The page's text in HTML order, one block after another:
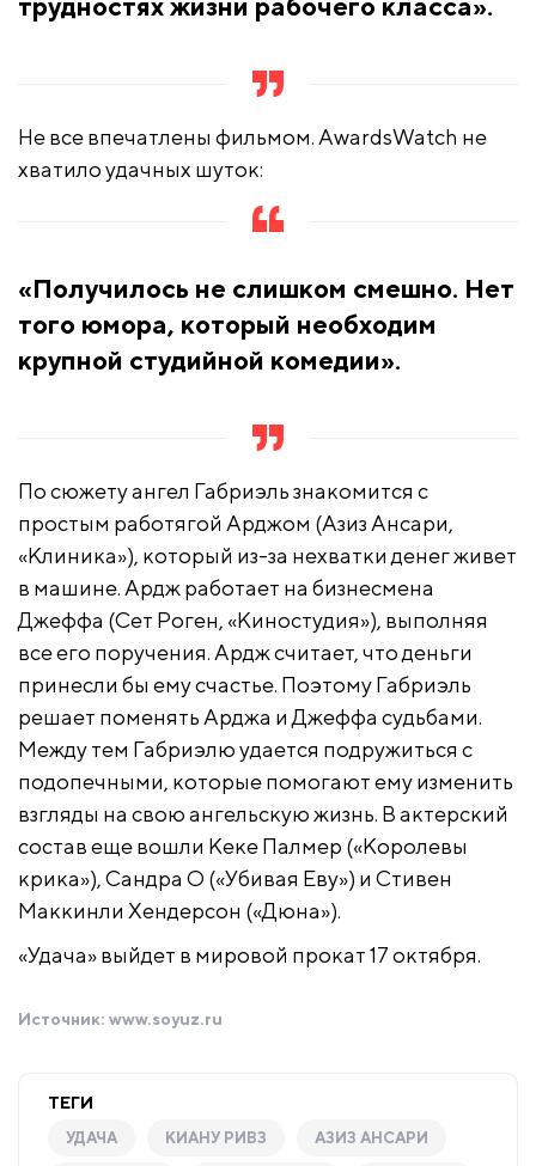
трудностях жизни рабочего класса».
Не все впечатлены фильмом. AwardsWatch не
хватило удачных шуток:
«Получилось не слишком смешно. Нет
того юмора, который необходим
крупной студийной комедии».
По сюжету ангел Габриэль знакомится с
простым работягой Арджом (Азиз Ансари,
«Клиника»), который из-за нехватки денег живет
в машине. Ардж работает на бизнесмена
Джеффа (Сет Роген, «Киностудия»), выполняя
все его поручения. Ардж считает, что деньги
принесли бы ему счастье. Поэтому Габриэль
решает поменять Арджа и Джеффа судьбами.
Между тем Габриэлю удается подружиться с
подопечными, которые помогают ему изменить
взгляды на свою ангельскую жизнь. В актерский
состав еще вошли Кеке Палмер («Королевы
крика»), Сандра О («Убивая Еву») и Стивен
Маккинли Хендерсон («Дюна»).
«Удача» выйдет в мировой прокат 17 октября.
Источник: www.soyuz.ru
ТЕГИ
УДАЧА КИАНУ РИВЗ АЗИЗ АНСАРИ